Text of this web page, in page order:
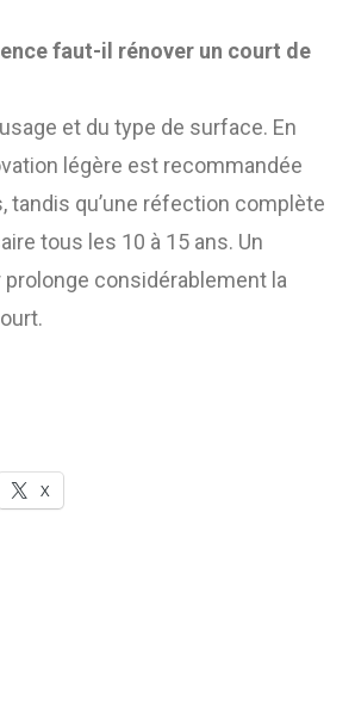
faut-il rénover un court de
et du type de surface. En
légère est recommandée
tandis qu’une réfection complète
tous les 10 à 15 ans. Un
considérablement la
X